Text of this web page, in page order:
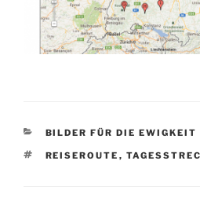
KATEGORIEN
BILDER FÜR DIE EWIGKEIT
SCHLAGWÖRTER
REISEROUTE ,